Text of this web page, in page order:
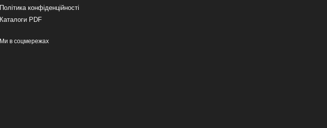
Політика конфіденційності
Каталоги PDF
Ми в соцмережах